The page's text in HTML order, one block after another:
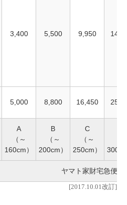
3,400 5,500 9,950
5,000 8,800 16,450
A
（～
160cm）
B
（～
200cm）
C
（～
250cm）
ヤマト家財宅急便
[2017.10.01改訂]